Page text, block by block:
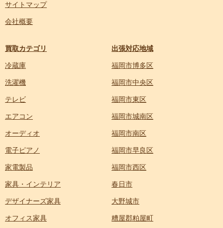
サイトマップ
会社概要
買取カテゴリ
冷蔵庫
洗濯機
テレビ
エアコン
オーディオ
電子ピアノ
家電製品
家具・インテリア
デザイナーズ家具
オフィス家具
出張対応地域
福岡市博多区
福岡市中央区
福岡市東区
福岡市城南区
福岡市南区
福岡市早良区
福岡市西区
春日市
大野城市
糟屋郡粕屋町